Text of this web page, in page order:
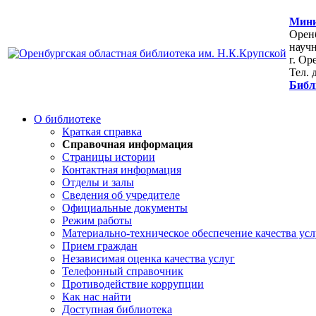
г.
Тел.
О библиотеке
Краткая справка
Справочная информация
Страницы истории
Контактная информация
Отделы и залы
Сведения об учредителе
Официальные документы
Режим работы
Материально-техническое обеспечение качества
Прием граждан
Независимая оценка качества услуг
Телефонный справочник
Противодействие коррупции
Как нас найти
Доступная библиотека